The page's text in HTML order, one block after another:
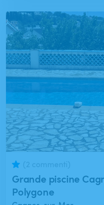
Grande piscine
Polygone